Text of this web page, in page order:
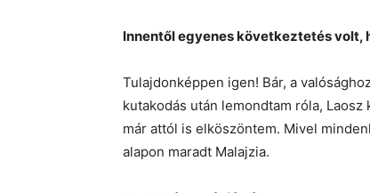
Innentől egyenes következtetés volt,
Tulajdonképpen igen! Bár, a
kutakodás után lemondtam róla,
már attól is elköszöntem. Mivel
alapon maradt Malajzia.